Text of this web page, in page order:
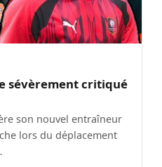
sévèrement critiqué
son nouvel entraîneur
lors du déplacement